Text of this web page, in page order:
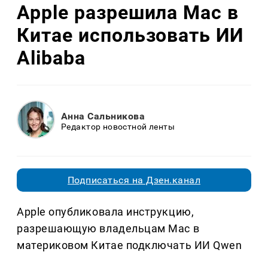
Apple разрешила Mac в
Китае использовать ИИ
Alibaba
Анна Сальникова
Редактор новостной ленты
Подписаться на Дзен.канал
Apple опубликовала инструкцию,
разрешающую владельцам Mac в
материковом Китае подключать ИИ Qwen